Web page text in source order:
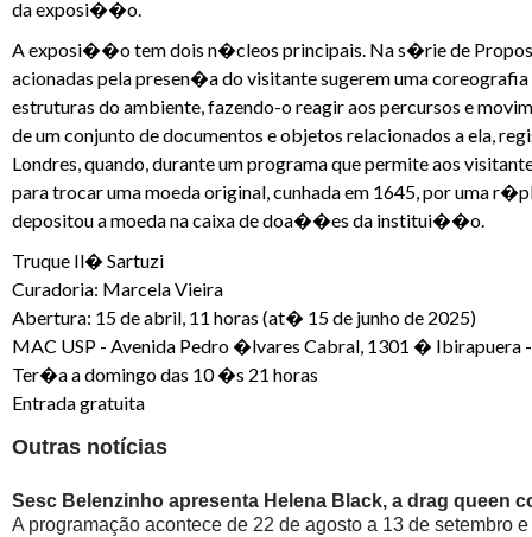
da exposi��o.
A exposi��o tem dois n�cleos principais. Na s�rie de
acionadas pela presen�a do visitante sugerem uma
estruturas do ambiente, fazendo-o reagir aos percursos e
de um conjunto de documentos e objetos relacionados a ela,
Londres, quando, durante um programa que permite aos
para trocar uma moeda original, cunhada em 1645, por uma
depositou a moeda na caixa de doa��es da institui��o.
Truque Il� Sartuzi
Curadoria: Marcela Vieira
Abertura: 15 de abril, 11 horas (at� 15 de junho de 2025)
MAC USP - Avenida Pedro �lvares Cabral, 1301 � Ibirapuera
Ter�a a domingo das 10 �s 21 horas
Entrada gratuita
Outras notícias
Sesc Belenzinho apresenta Helena Black, a drag queen
A programação acontece de 22 de agosto a 13 de setembro